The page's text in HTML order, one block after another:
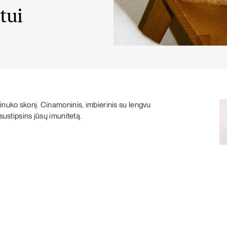
PIETŪS / VAKARIENĖ
skonį. Cinamoninis, imbierinis su lengvu
jūsų imunitetą.